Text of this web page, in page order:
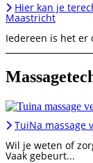
Hier kan je
Maastricht
Iedereen is het er
TuiNa massage
Wil je weten of
Vaak gebeurt...